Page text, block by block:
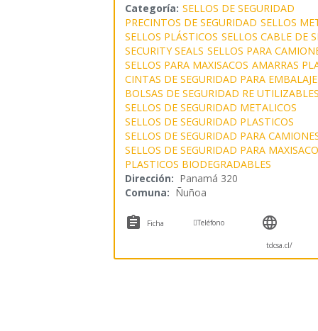
Categoría: SELLOS DE SEGURIDAD
PRECINTOS DE SEGURIDAD SELLOS
SELLOS PLÁSTICOS SELLOS CABLE DE
SECURITY SEALS SELLOS PARA
SELLOS PARA MAXISACOS AMARRAS
CINTAS DE SEGURIDAD PARA EMBALAJE
BOLSAS DE SEGURIDAD RE
SELLOS DE SEGURIDAD METALICOS
SELLOS DE SEGURIDAD PLASTICOS
SELLOS DE SEGURIDAD PARA
SELLOS DE SEGURIDAD PARA
PLASTICOS BIODEGRADABLES
Dirección: Panamá 320
Comuna: Ñuñoa
 Ficha Teléfono 
tdcsa.cl/